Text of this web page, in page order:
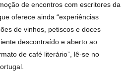
de encontros com escritores da
oferece ainda “experiências
de vinhos, petiscos e doces
descontraído e aberto ao
de café literário”, lê-se no